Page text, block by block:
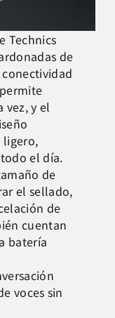
Technics
de
vez, y el
ligero,
el día.
de
el sellado,
de
cuentan
batería
voces sin